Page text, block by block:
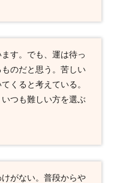
す。でも、運は待っ
のだと思う。苦しい
くると考えている。
つも難しい方を選ぶ
がない。普段からや